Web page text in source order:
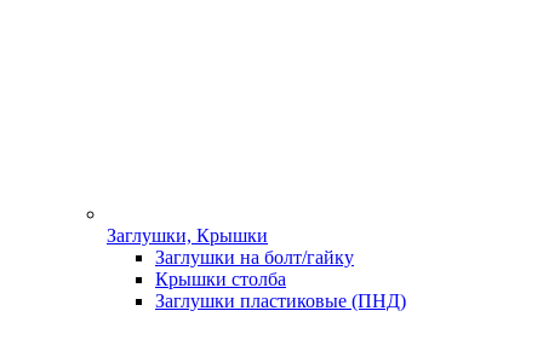
Заглушки, Крышки
Заглушки на болт/гайку
Крышки столба
Заглушки пластиковые (ПНД)